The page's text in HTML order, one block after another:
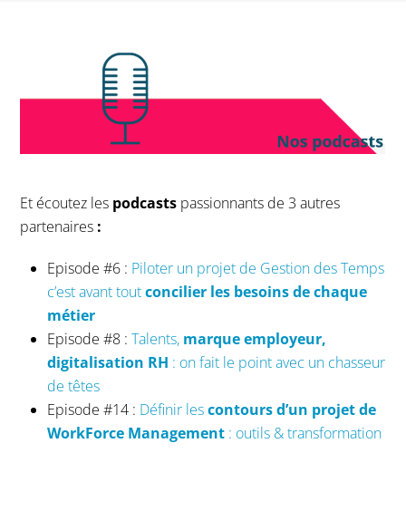
Et écoutez les podcasts passionnants de 3 autres
partenaires :
Episode #6 : Piloter un projet de Gestion des Temps
c’est avant toutconcilier les besoins de chaque
métier
Episode #8 :Talents, marque employeur,
digitalisation RH : on fait le point avec un chasseur
de têtes
Episode #14 : Définir lescontours d’un projet de
WorkForce Management : outils & transformation